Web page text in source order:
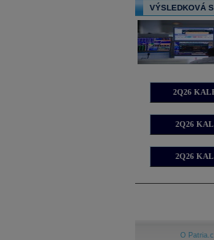
VÝSLEDKOVÁ
2Q26
2Q26
2Q26
O